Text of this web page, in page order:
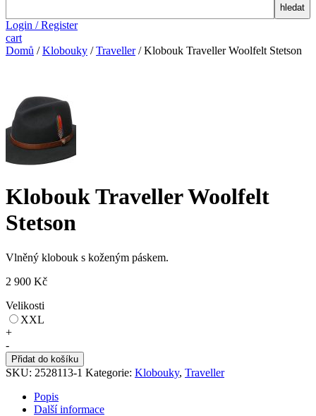
Login / Register
cart
Domů /Klobouky /Traveller/ Klobouk Traveller Woolfelt Stetson
Klobouk Traveller Woolfelt
Stetson
Vlněný klobouk s koženým páskem.
2 900 Kč
Velikosti
XXL
Klobouk
Traveller
Woolfelt
Stetson
+
-
Přidat do košíku
SKU: 2528113-1 Kategorie: Klobouky, Traveller
Popis
Další informace